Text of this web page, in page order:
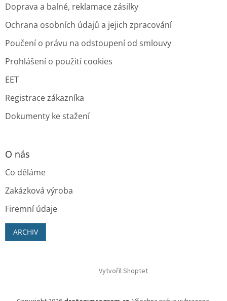
Doprava a balné, reklamace zásilky
Ochrana osobních údajů a jejich zpracování
Poučení o právu na odstoupení od smlouvy
Prohlášení o použití cookies
EET
Registrace zákazníka
Dokumenty ke stažení
O nás
Co děláme
Zakázková výroba
Firemní údaje
ARCHIV
Vytvořil Shoptet